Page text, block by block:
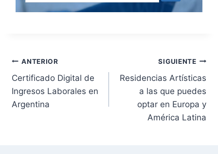
N
a
v
ANTERIOR
Certificado Digital de
Ingresos Laborales en
Argentina
SIGUIENTE
Residencias Artísticas
a las que puedes
optar en Europa y
América Latina